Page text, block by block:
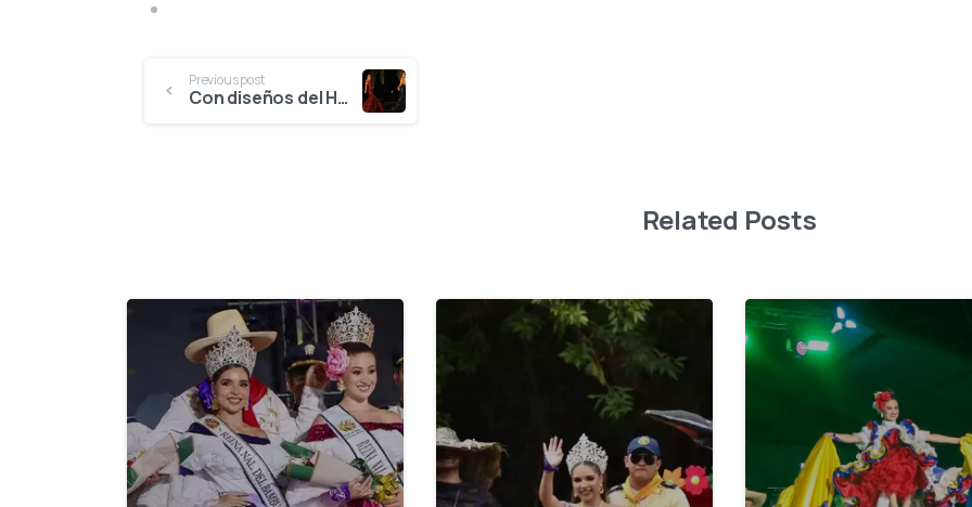
Previous post
Con diseños del Huila, desfilaron hoy las candidatas al Reinado Nacional del Bambuco
Related Posts
0